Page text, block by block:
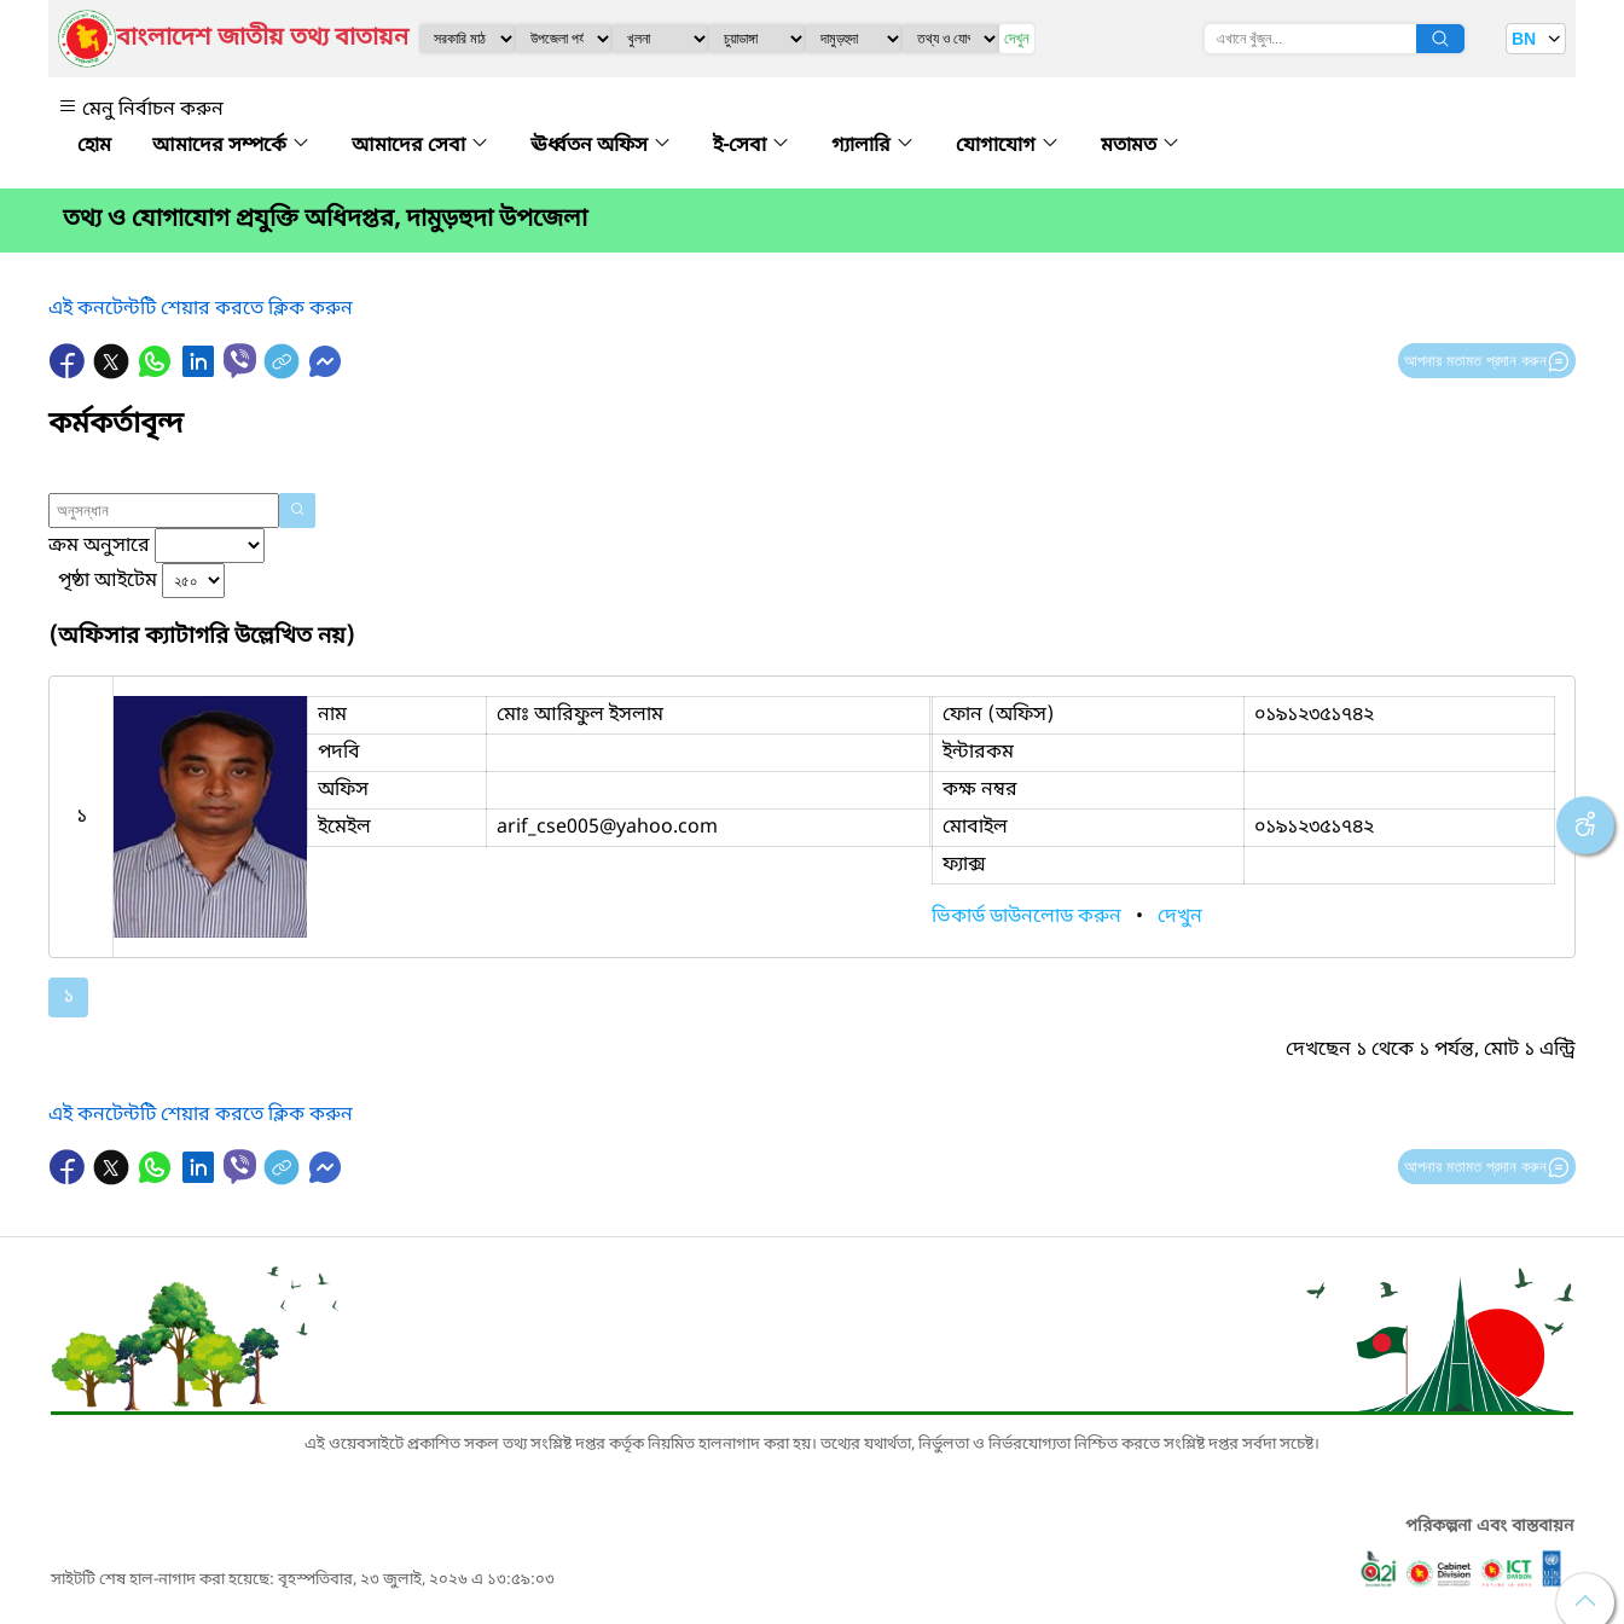
বাংলাদেশ জাতীয় তথ্য বাতায়ন দেখুন BN
মেনু নির্বাচন করুন
আমাদের সম্পর্কে
আমাদের সেবা ঊর্ধ্বতন অফিস ই-সেবা গ্যালারি যোগাযোগ মতামত
তথ্য ও যোগাযোগ প্রযুক্তি অধিদপ্তর, দামুড়হুদা উপজেলা
এই কনটেন্টটি শেয়ার করতে ক্লিক করুন
আপনার মতামত প্রদান করুন
কর্মকর্তাবৃন্দ
ক্রম অনুসারে
পৃষ্ঠা আইটেম
(অফিসার ক্যাটাগরি উল্লেখিত নয়)
১
নাম
মোঃ আরিফুল ইসলাম
পদবি
অফিস
ইমেইল
arif_cse005@yahoo.com
ফোন (অফিস)
০১৯১২৩৫১৭৪২
ইন্টারকম
কক্ষ নম্বর
মোবাইল
০১৯১২৩৫১৭৪২
ফ্যাক্স
ভিকার্ড ডাউনলোড করুন • দেখুন
১
দেখছেন ১ থেকে ১ পর্যন্ত, মোট ১ এন্ট্রি
এই কনটেন্টটি শেয়ার করতে ক্লিক করুন
আপনার মতামত প্রদান করুন
এই ওয়েবসাইটে প্রকাশিত সকল তথ্য সংশ্লিষ্ট দপ্তর কর্তৃক নিয়মিত হালনাগাদ করা হয়। তথ্যের যথার্থতা, নির্ভুলতা ও নির্ভরযোগ্যতা নিশ্চিত করতে সংশ্লিষ্ট দপ্তর সর্বদা সচেষ্ট।
সাইটটি শেষ হাল-নাগাদ করা হয়েছে: বৃহস্পতিবার, ২৩ জুলাই, ২০২৬ এ ১৩:৫৯:০৩
পরিকল্পনা এবং বাস্তবায়ন